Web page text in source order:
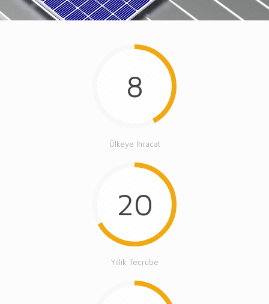
8
Ülkeye İhracat
20
Yıllık Tecrübe